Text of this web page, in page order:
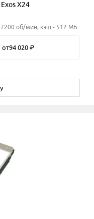
X24
7200 об/мин, кэш - 512 МБ
от94 020 ₽